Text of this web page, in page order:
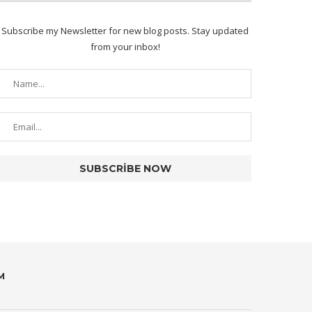
Subscribe my Newsletter for new blog posts. Stay updated
from your inbox!